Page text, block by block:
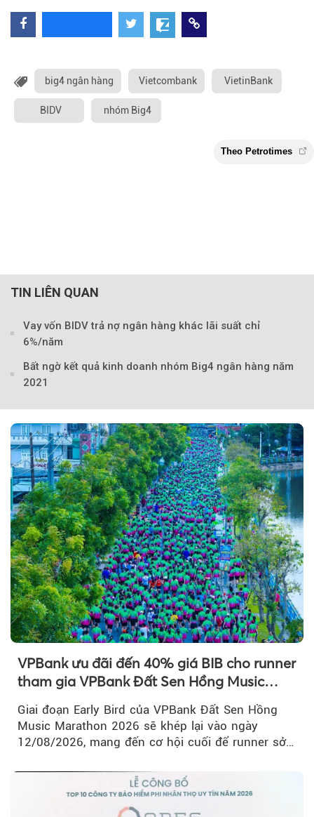
big4 ngân hàng Vietcombank VietinBank
BIDV nhóm Big4
Theo
TIN LIÊN QUAN
Vay vốn BIDV trả nợ ngân hàng khác lãi suất chỉ
6%/năm
Bất ngờ kết quả kinh doanh nhóm Big4 ngân hàng năm
2021
VPBank ưu đãi đến 40% giá BIB cho runner
tham gia VPBank Đất Sen Hồng Music
Giai đoạn Early Bird của VPBank Đất Sen Hồng
Music Marathon 2026 sẽ khép lại vào ngày
12/08/2026, mang đến cơ hội cuối để runner sở